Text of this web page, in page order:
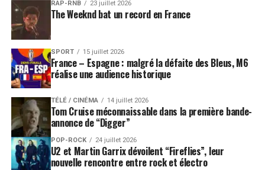
RAP-RNB 23 juillet 2026
The Weeknd bat un record en France
SPORT 15 juillet 2026
France – Espagne : malgré la défaite des Bleus, M6
réalise une audience historique
TÉLÉ / CINÉMA 14 juillet 2026
Tom Cruise méconnaissable dans la première bande-
annonce de “Digger”
POP-ROCK 24 juillet 2026
U2 et Martin Garrix dévoilent “Fireflies”, leur
nouvelle rencontre entre rock et électro